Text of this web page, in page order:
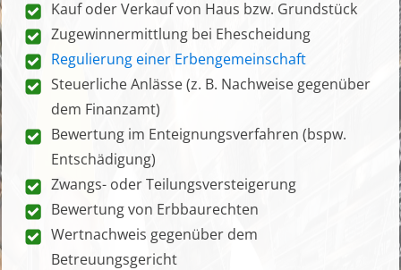
Kauf oder Verkauf von Haus bzw. Grundstück
Zugewinnermittlung bei Ehescheidung
Regulierung einer Erbengemeinschaft
Steuerliche Anlässe (z. B. Nachweise gegenüber
dem Finanzamt)
Bewertung im Enteignungsverfahren (bspw.
Entschädigung)
Zwangs- oder Teilungsversteigerung
Bewertung von Erbbaurechten
Wertnachweis gegenüber dem
Betreuungsgericht